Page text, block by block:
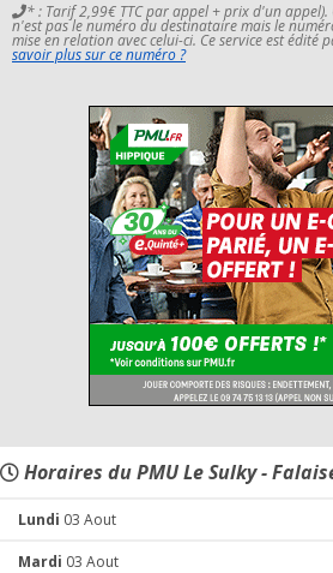
* : Tarif 2,99€ TTC par appel + prix d'un
n'est pas le numéro du destinataire mais le
mise en relation avec celui-ci. Ce service est édité
savoir plus sur ce numéro ?
Horaires du PMU Le Sulky -
Lundi 03 Aout
Mardi 03 Aout